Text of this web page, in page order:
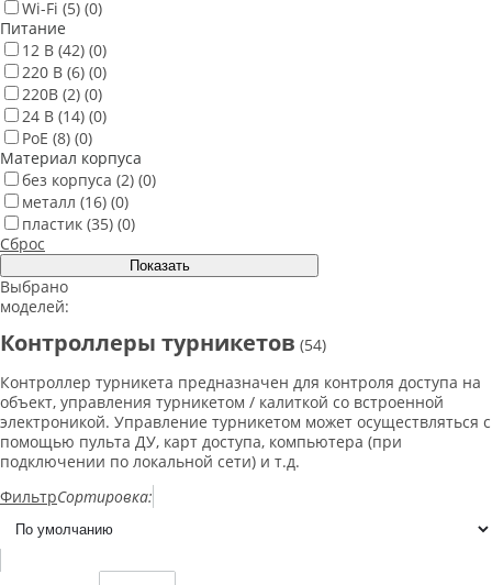
Wi-Fi (5) (0)
Питание
12 В (42) (0)
220 В (6) (0)
220В (2) (0)
24 В (14) (0)
PoE (8) (0)
Материал корпуса
без корпуса (2) (0)
металл (16) (0)
пластик (35) (0)
Сброс
Выбрано
моделей:
Контроллеры турникетов (54)
Контроллер турникета предназначен для контроля доступа на
объект, управления турникетом / калиткой со встроенной
электроникой. Управление турникетом может осуществляться с
помощью пульта ДУ, карт доступа, компьютера (при
подключении по локальной сети) и т.д.
ФильтрСортировка: